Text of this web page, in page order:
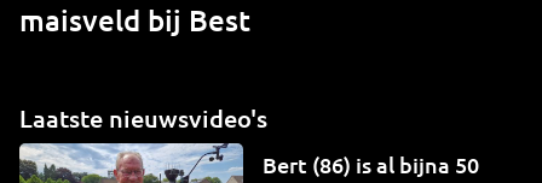
maisveld bij Best
Laatste nieuwsvideo's
Bert (86) is al bijna 50